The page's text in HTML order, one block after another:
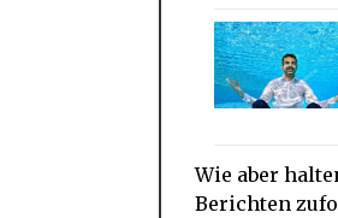
Wie aber
Berichten